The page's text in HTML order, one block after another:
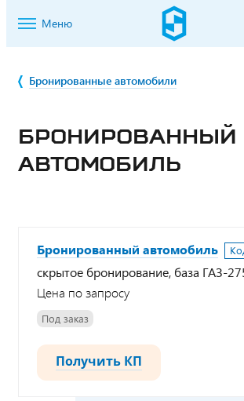
Меню
Бронированные автомобили
БРОНИРОВАННЫЙ
АВТОМОБИЛЬ
Бронированный автомобиль
скрытое бронирование, база ГАЗ-
Цена по запросу
Под заказ
Получить КП